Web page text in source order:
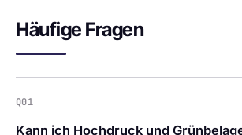
Häufige Fragen
Q01
Kann ich Hochdruck und